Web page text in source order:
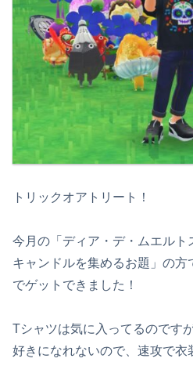
トリックオアトリート！
今月の「ディア・デ・ムエルト
キャンドルを集めるお題」の方
でゲットできました！
Tシャツは気に入ってるのです
好きになれないので、速攻で衣